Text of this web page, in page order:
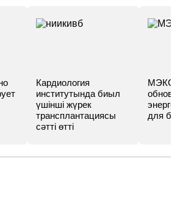
Кардиология
институтында биыл
үшінші жүрек
трансплантациясы
сәтті өтті
МЭКС -
для